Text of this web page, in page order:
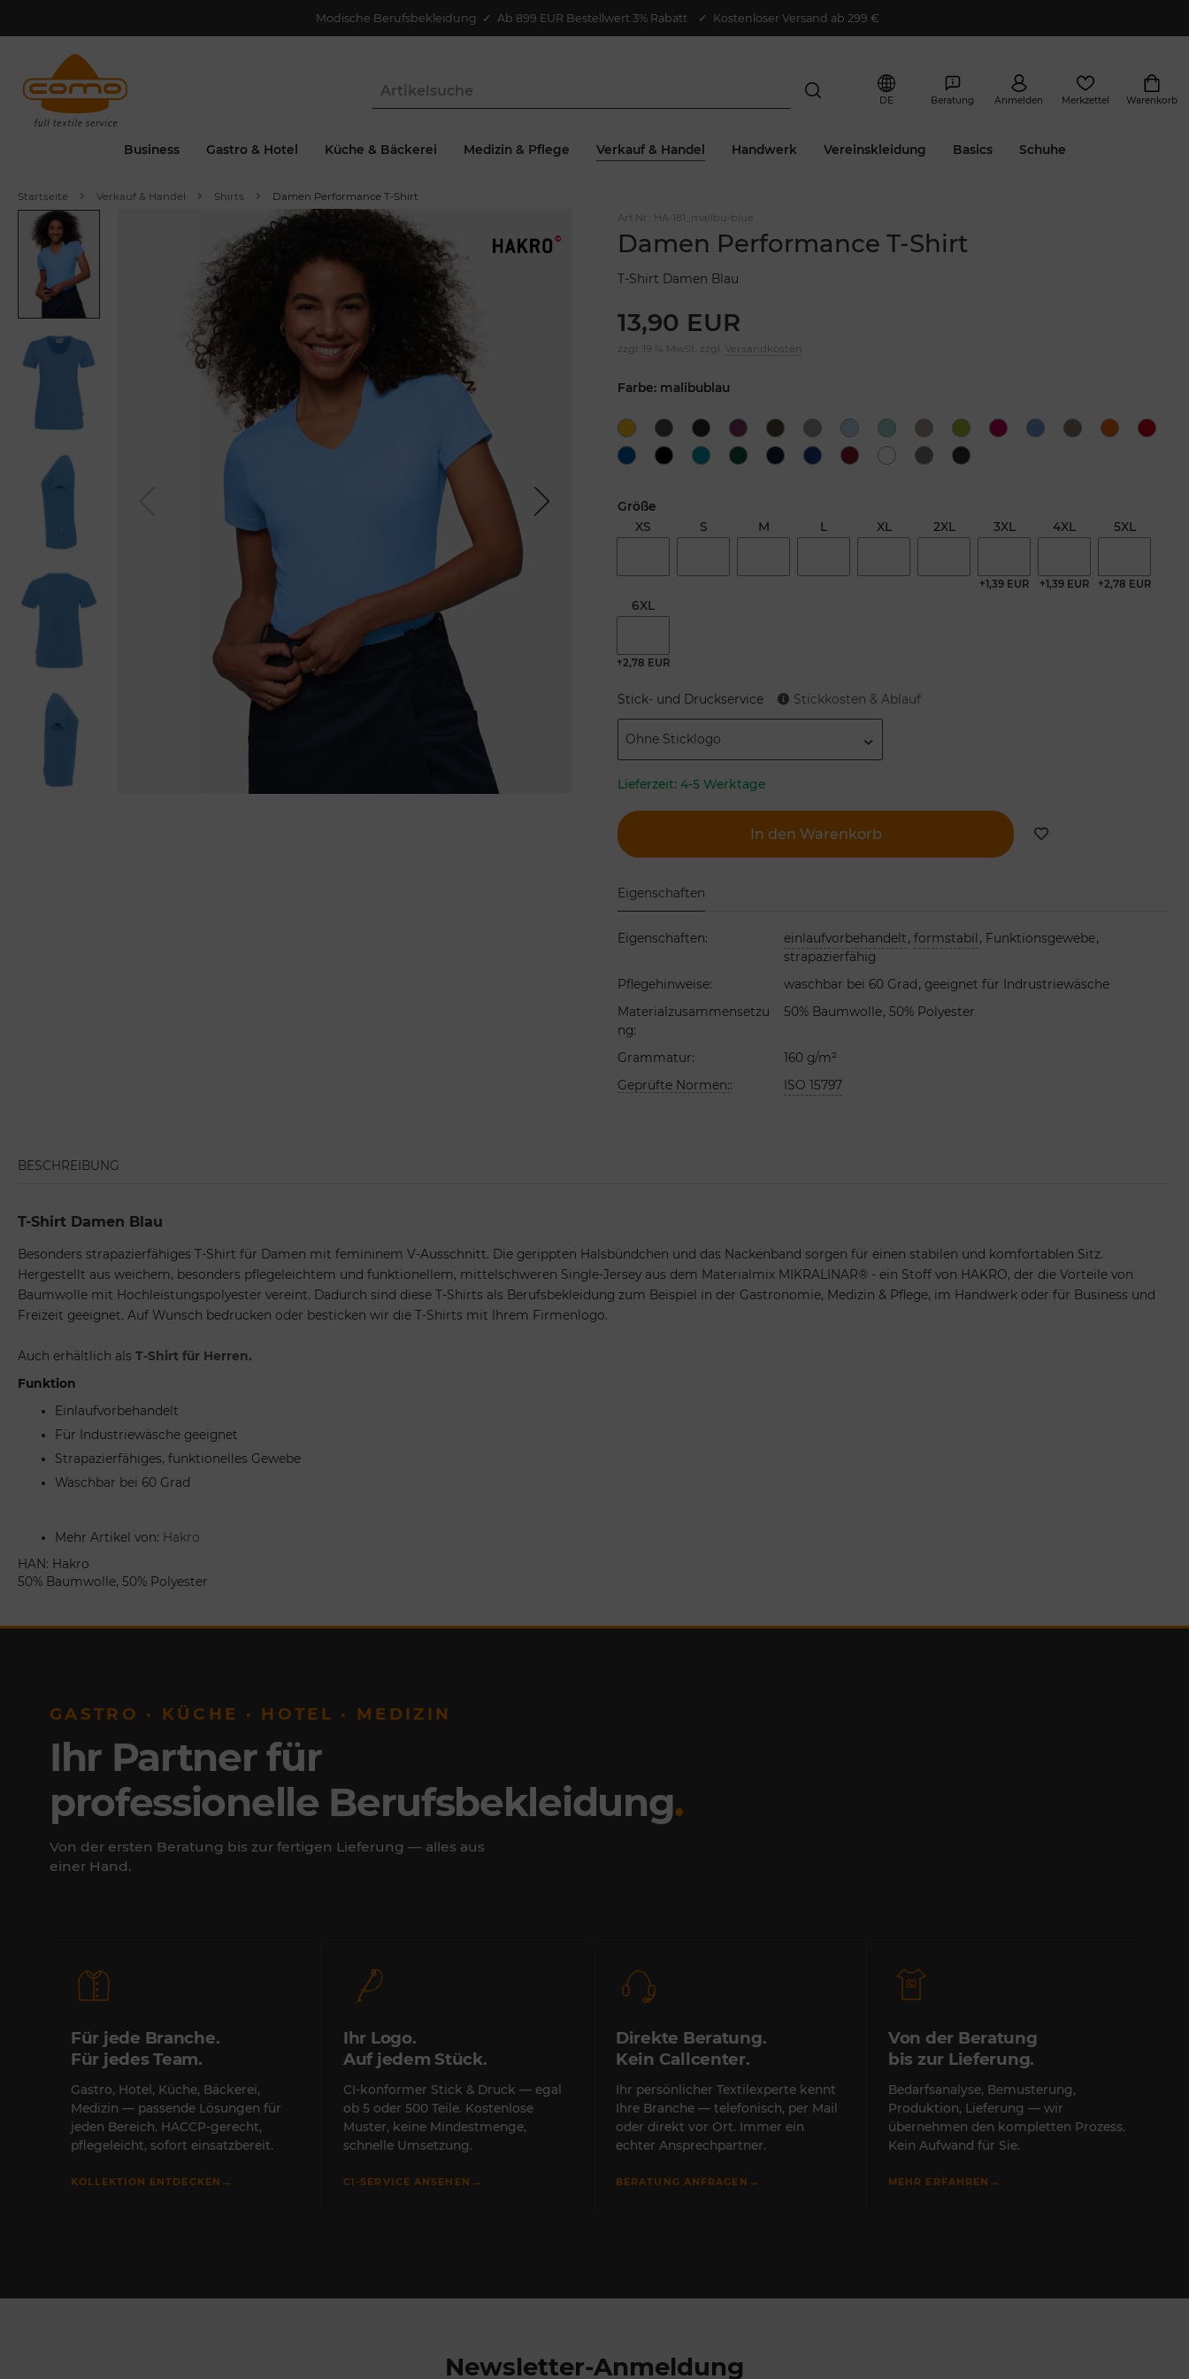
Modische Berufsbekleidung ✓ Ab 899 EUR Bestellwert 3% Rabatt ✓ Kostenloser Versand ab 299 €
Business Gastro & Hotel Küche & Bäckerei Medizin & Pflege Verkauf & Handel Handwerk Vereinskleidung Basics Schuhe
Beratung
DE Anmelden Merkzettel Warenkorb
Startseite Verkauf & Handel Shirts Damen Performance T-Shirt
Next
Art.Nr.: HA-181_malibu-blue
Damen Performance T-Shirt
T-Shirt Damen Blau
13,90 EUR
zzgl. 19 % MwSt. zzgl. Versandkosten
Farbe: malibublau
Größe
XS
S M L XL 2XL 3XL
+1,39 EUR
4XL
+1,39 EUR
5XL
+2,78 EUR
6XL
+2,78 EUR
Stick- und Druckservice Stickkosten & Ablauf
Ohne Sticklogo
Lieferzeit:4-5 Werktage
In den Warenkorb
Eigenschaften
Eigenschaften: einlaufvorbehandelt, formstabil , Funktionsgewebe,
strapazierfähig
Pflegehinweise: waschbar bei 60 Grad , geeignet für Indrustriewäsche
Materialzusammensetzu
ng:
50% Baumwolle, 50% Polyester
Grammatur:
160 g/m²
Geprüfte Normen:: ISO 15797
BESCHREIBUNG
T-Shirt Damen Blau
Besonders strapazierfähiges T-Shirt für Damen mit femininem V-Ausschnitt. Die gerippten Halsbündchen und das Nackenband sorgen für einen stabilen und komfortablen Sitz.
Hergestellt aus weichem, besonders pflegeleichtem und funktionellem, mittelschweren Single-Jersey aus dem Materialmix MIKRALINAR® - ein Stoff von HAKRO, der die Vorteile von
Baumwolle mit Hochleistungspolyester vereint. Dadurch sind diese T-Shirts als Berufsbekleidung zum Beispiel in der Gastronomie, Medizin & Pflege, im Handwerk oder für Business und
Freizeit geeignet. Auf Wunsch bedrucken oder besticken wir die T-Shirts mit Ihrem Firmenlogo.
Auch erhältlich als T-Shirt für Herren.
Funktion
Einlaufvorbehandelt
Für Industriewäsche geeignet
Strapazierfähiges, funktionelles Gewebe
Waschbar bei 60 Grad
Mehr Artikel von: Hakro
HAN: Hakro
50% Baumwolle, 50% Polyester
GASTRO · KÜCHE · HOTEL · MEDIZIN
Ihr Partner für
professionelle Berufsbekleidung.
Von der ersten Beratung bis zur fertigen Lieferung — alles aus
einer Hand.
Für jede Branche.
Für jedes Team.
Gastro, Hotel, Küche, Bäckerei,
Medizin — passende Lösungen für
jeden Bereich. HACCP-gerecht,
pflegeleicht, sofort einsatzbereit.
KOLLEKTION ENTDECKEN →
Ihr Logo.
Auf jedem Stück.
CI-konformer Stick & Druck — egal
ob 5 oder 500 Teile. Kostenlose
Muster, keine Mindestmenge,
schnelle Umsetzung.
CI-SERVICE ANSEHEN →
Direkte Beratung.
Kein Callcenter.
Ihr persönlicher Textilexperte kennt
Ihre Branche — telefonisch, per Mail
oder direkt vor Ort. Immer ein
echter Ansprechpartner.
BERATUNG ANFRAGEN →
Von der Beratung
bis zur Lieferung.
Bedarfsanalyse, Bemusterung,
Produktion, Lieferung — wir
übernehmen den kompletten Prozess.
Kein Aufwand für Sie.
MEHR ERFAHREN →
Newsletter-Anmeldung